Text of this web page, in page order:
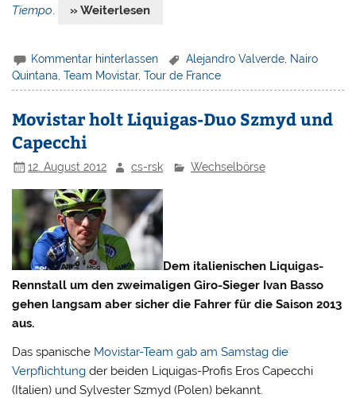
Tiempo. » Weiterlesen
Kommentar hinterlassen Alejandro Valverde Nairo
Quintana ,Team Movistar,Tour de France
Movistar holt Liquigas-Duo Szmyd und
Capecchi
12. August 2012 cs-rsk Wechselbörse
Dem italienischen Liquigas-
Rennstall um den zweimaligen Giro-Sieger Ivan Basso
gehen langsam aber sicher die Fahrer für die Saison 2013
aus.
Das spanische Movistar-Team gab am Samstag die
Verpflichtung der beiden Liquigas-Profis Eros Capecchi
(Italien) und Sylvester Szmyd (Polen) bekannt.